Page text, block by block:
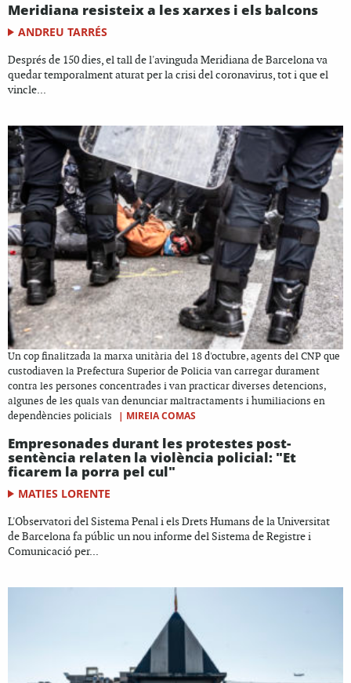
Meridiana resisteix a les xarxes i els balcons
ANDREU TARRÉS
Després de 150 dies, el tall de l'avinguda Meridiana de Barcelona va
quedar temporalment aturat per la crisi del coronavirus, tot i que el
vincle...
Un cop finalitzada la marxa unitària del 18 d'octubre, agents del CNP que
custodiaven la Prefectura Superior de Policia van carregar durament
contra les persones concentrades i van practicar diverses detencions,
algunes de les quals van denunciar maltractaments i humiliacions en
dependències policials
| MIREIA COMAS
Empresonades durant les protestes post-
sentència relaten la violència policial: "Et
ficarem la porra pel cul"
MATIES LORENTE
L'Observatori del Sistema Penal i els Drets Humans de la Universitat
de Barcelona fa públic un nou informe del Sistema de Registre i
Comunicació per...